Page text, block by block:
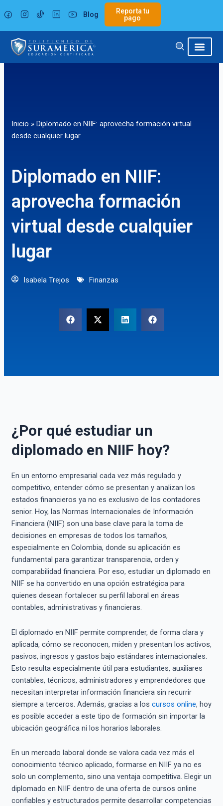
al
contenido
Blog
Reporta tu
pago
Inicio » Diplomado en NIIF: aprovecha formación virtual
desde cualquier lugar
Diplomado en NIIF:
aprovecha formación
virtual desde cualquier
lugar
Isabela Trejos Finanzas
¿Por qué estudiar un
diplomado en NIIF hoy?
En un entorno empresarial cada vez más regulado y
competitivo, entender cómo se presentan y analizan los
estados financieros ya no es exclusivo de los contadores
senior. Hoy, las Normas Internacionales de Información
Financiera (NIIF) son una base clave para la toma de
decisiones en empresas de todos los tamaños,
especialmente en Colombia, donde su aplicación es
fundamental para garantizar transparencia, orden y
comparabilidad financiera. Por eso, estudiar un diplomado en
NIIF se ha convertido en una opción estratégica para
quienes desean fortalecer su perfil laboral en áreas
contables, administrativas y financieras.
El diplomado en NIIF permite comprender, de forma clara y
aplicada, cómo se reconocen, miden y presentan los activos,
pasivos, ingresos y gastos bajo estándares internacionales.
Esto resulta especialmente útil para estudiantes, auxiliares
contables, técnicos, administradores y emprendedores que
necesitan interpretar información financiera sin recurrir
siempre a terceros. Además, gracias a los cursos online, hoy
es posible acceder a este tipo de formación sin importar la
ubicación geográfica ni los horarios laborales.
En un mercado laboral donde se valora cada vez más el
conocimiento técnico aplicado, formarse en NIIF ya no es
solo un complemento, sino una ventaja competitiva. Elegir un
diplomado en NIIF dentro de una oferta de cursos online
confiables y estructurados permite desarrollar competencias